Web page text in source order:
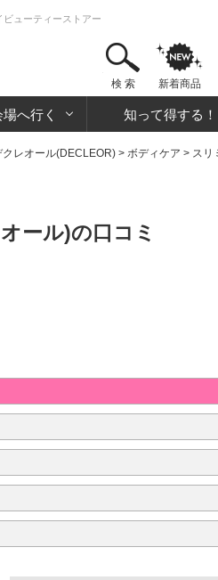
ューティーストアー
検 索 新着商品
へ行く 知って得する！
クレオール(DECLEOR) > ボディケア > スリ
ール)の口コミ